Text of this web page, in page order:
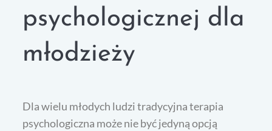
psychologicznej dla
młodzieży
Dla wielu młodych ludzi tradycyjna terapia
psychologiczna może nie być jedyną opcją